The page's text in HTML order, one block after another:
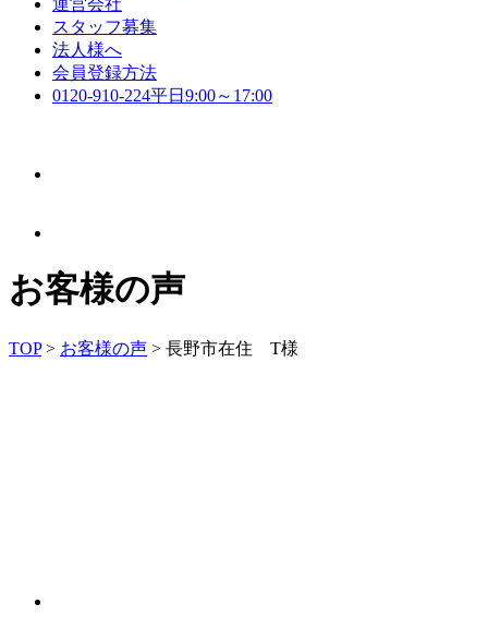
スタッフ募集
法人様へ
会員登録方法
0120-910-224平日9:00～17:00
お客様の声
TOP> お客様の声 > 長野市在住 T様